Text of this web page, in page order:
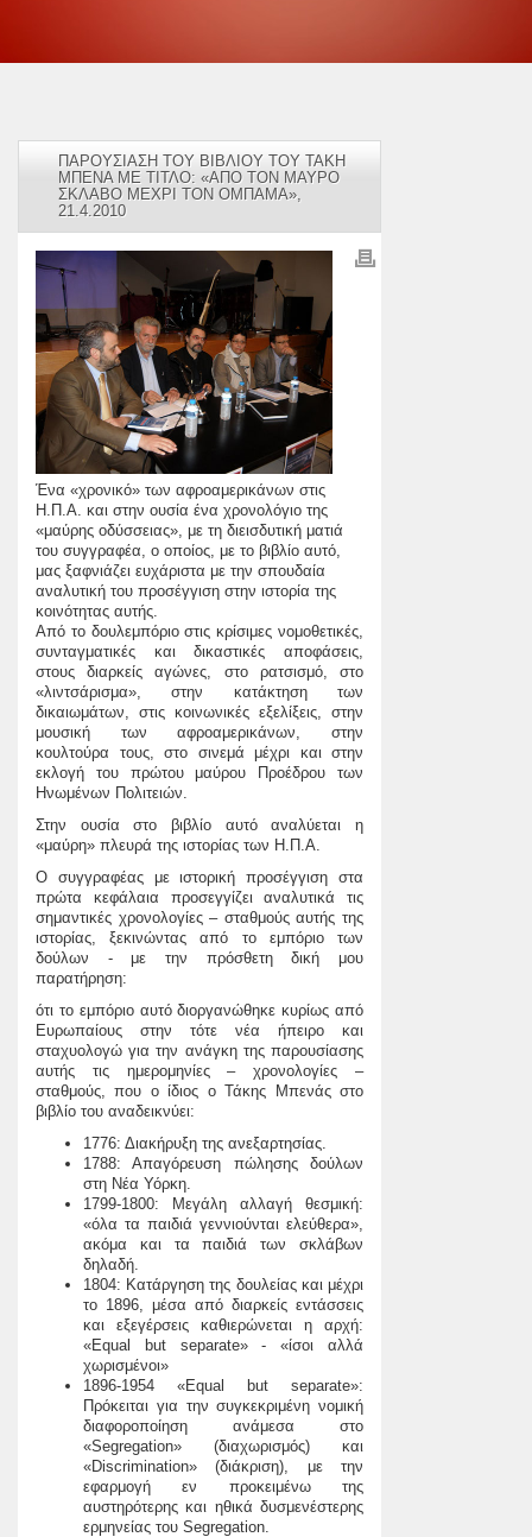
ΠΑΡΟΥΣΙΑΣΗ ΤΟΥ ΒΙΒΛΙΟΥ ΤΟΥ ΤΑΚΗ
ΜΠΕΝΑ ΜΕ ΤΙΤΛΟ: «ΑΠΟ ΤΟΝ ΜΑΥΡΟ
ΣΚΛΑΒΟ ΜΕΧΡΙ ΤΟΝ ΟΜΠΑΜΑ»,
21.4.2010
Ένα «χρονικό» των αφροαμερικάνων στις
Η.Π.Α. και στην ουσία ένα χρονολόγιο της
«μαύρης οδύσσειας», με τη διεισδυτική ματιά
του συγγραφέα, ο οποίος, με το βιβλίο αυτό,
μας ξαφνιάζει ευχάριστα με την σπουδαία
αναλυτική του προσέγγιση στην ιστορία της
κοινότητας αυτής.
Από το δουλεμπόριο στις κρίσιμες νομοθετικές,
συνταγματικές και δικαστικές αποφάσεις,
στους διαρκείς αγώνες, στο ρατσισμό, στο
«λιντσάρισμα», στην κατάκτηση των
δικαιωμάτων, στις κοινωνικές εξελίξεις, στην
μουσική των αφροαμερικάνων, στην
κουλτούρα τους, στο σινεμά μέχρι και στην
εκλογή του πρώτου μαύρου Προέδρου των
Ηνωμένων Πολιτειών.
Στην ουσία στο βιβλίο αυτό αναλύεται η
«μαύρη» πλευρά της ιστορίας των Η.Π.Α.
Ο συγγραφέας με ιστορική προσέγγιση στα
πρώτα κεφάλαια προσεγγίζει αναλυτικά τις
σημαντικές χρονολογίες – σταθμούς αυτής της
ιστορίας, ξεκινώντας από το εμπόριο των
δούλων - με την πρόσθετη δική μου
παρατήρηση:
ότι το εμπόριο αυτό διοργανώθηκε κυρίως από
Ευρωπαίους στην τότε νέα ήπειρο και
σταχυολογώ για την ανάγκη της παρουσίασης
αυτής τις ημερομηνίες – χρονολογίες –
σταθμούς, που ο ίδιος ο Τάκης Μπενάς στο
βιβλίο του αναδεικνύει:
1776: Διακήρυξη της ανεξαρτησίας.
1788: Απαγόρευση πώλησης δούλων
στη Νέα Υόρκη.
1799-1800: Μεγάλη αλλαγή θεσμική:
«όλα τα παιδιά γεννιούνται ελεύθερα»,
ακόμα και τα παιδιά των σκλάβων
δηλαδή.
1804: Κατάργηση της δουλείας και μέχρι
το 1896, μέσα από διαρκείς εντάσσεις
και εξεγέρσεις καθιερώνεται η αρχή:
«Equal but separate» - «ίσοι αλλά
χωρισμένοι»
1896-1954 «Equal but separate»:
Πρόκειται για την συγκεκριμένη νομική
διαφοροποίηση ανάμεσα στο
«Segregation» (διαχωρισμός) και
«Discrimination» (διάκριση), με την
εφαρμογή εν προκειμένω της
αυστηρότερης και ηθικά δυσμενέστερης
ερμηνείας του Segregation.